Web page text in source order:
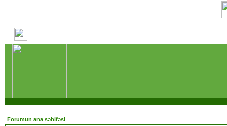
Forumun ana səhifəsi